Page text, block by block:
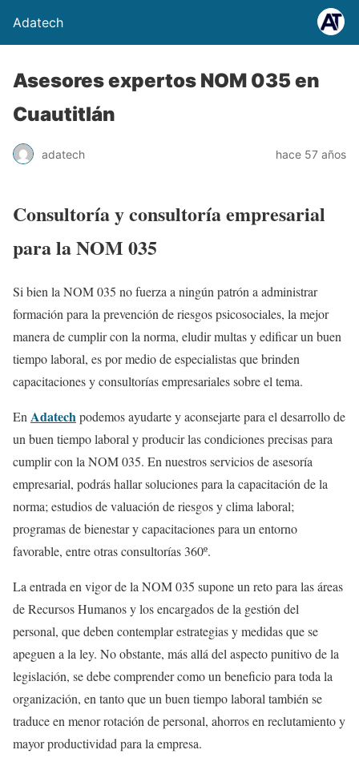
Adatech
Asesores expertos NOM 035 en
Cuautitlán
adatech hace 57 años
Consultoría y consultoría empresarial
para la NOM 035
Si bien la NOM 035 no fuerza a ningún patrón a administrar
formación para la prevención de riesgos psicosociales, la mejor
manera de cumplir con la norma, eludir multas y edificar un buen
tiempo laboral, es por medio de especialistas que brinden
capacitaciones y consultorías empresariales sobre el tema.
En Adatechpodemos ayudarte y aconsejarte para el desarrollo de
un buen tiempo laboral y producir las condiciones precisas para
cumplir con la NOM 035. En nuestros servicios de asesoría
empresarial, podrás hallar soluciones para la capacitación de la
norma; estudios de valuación de riesgos y clima laboral;
programas de bienestar y capacitaciones para un entorno
favorable, entre otras consultorías 360º.
La entrada en vigor de la NOM 035 supone un reto para las áreas
de Recursos Humanos y los encargados de la gestión del
personal, que deben contemplar estrategias y medidas que se
apeguen a la ley. No obstante, más allá del aspecto punitivo de la
legislación, se debe comprender como un beneficio para toda la
organización, en tanto que un buen tiempo laboral también se
traduce en menor rotación de personal, ahorros en reclutamiento y
mayor productividad para la empresa.